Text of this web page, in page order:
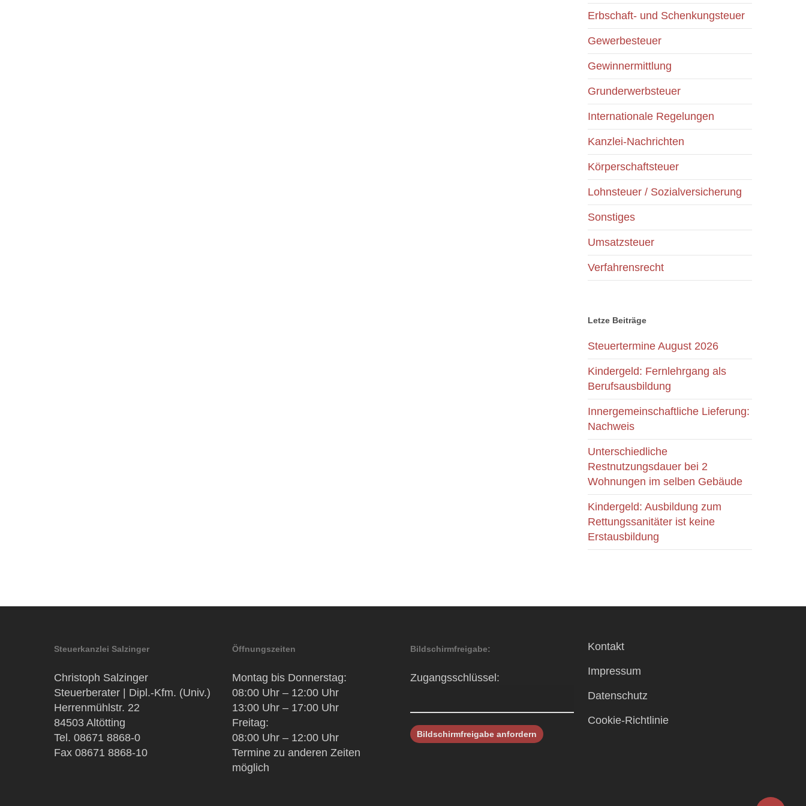
Erbschaft- und Schenkungsteuer
Gewerbesteuer
Gewinnermittlung
Grunderwerbsteuer
Internationale Regelungen
Kanzlei-Nachrichten
Körperschaftsteuer
Lohnsteuer / Sozialversicherung
Sonstiges
Umsatzsteuer
Verfahrensrecht
Letze Beiträge
Steuertermine August 2026
Kindergeld: Fernlehrgang als
Berufsausbildung
Innergemeinschaftliche Lieferung:
Nachweis
Unterschiedliche
Restnutzungsdauer bei 2
Wohnungen im selben Gebäude
Kindergeld: Ausbildung zum
Rettungssanitäter ist keine
Erstausbildung
Steuerkanzlei Salzinger
Christoph Salzinger
Steuerberater | Dipl.-Kfm. (Univ.)
Herrenmühlstr. 22
84503 Altötting
Tel. 08671 8868-0
Fax 08671 8868-10
Öffnungszeiten
Montag bis Donnerstag:
08:00 Uhr – 12:00 Uhr
13:00 Uhr – 17:00 Uhr
Freitag:
08:00 Uhr – 12:00 Uhr
Termine zu anderen Zeiten
möglich
Bildschirmfreigabe:
Zugangsschlüssel:
Kontakt
Impressum
Datenschutz
Cookie-Richtlinie